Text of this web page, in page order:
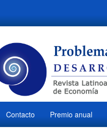
Contacto Premio anual